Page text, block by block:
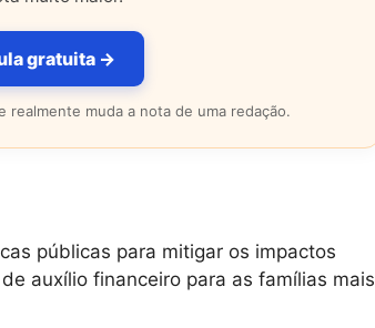
gratuita →
realmente muda a nota de uma redação.
públicas para mitigar os impactos
auxílio financeiro para as famílias mais